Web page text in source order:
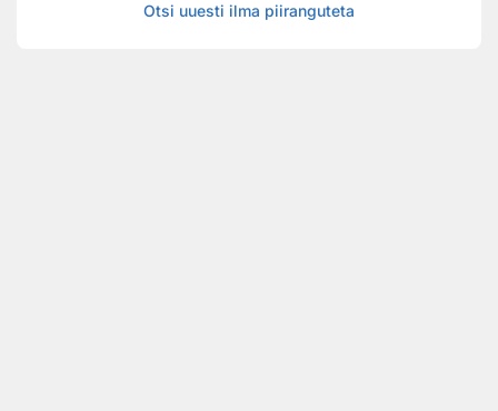
Otsi uuesti ilma piiranguteta